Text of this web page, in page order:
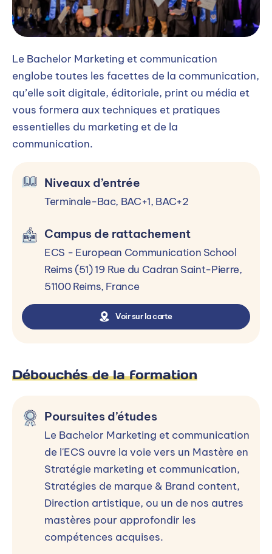
Le Bachelor Marketing et communication
englobe toutes les facettes de la communication,
qu’elle soit digitale, éditoriale, print ou média et
vous formera aux techniques et pratiques
essentielles du marketing et de la
communication.
Niveaux d’entrée
Terminale-Bac, BAC+1, BAC+2
Campus de rattachement
ECS - European Communication School
Reims (51) 19 Rue du Cadran Saint-Pierre,
51100 Reims, France
Voir sur la carte
Débouchés de la formation
Poursuites d’études
Le Bachelor Marketing et communication
de l'ECS ouvre la voie vers un Mastère en
Stratégie marketing et communication,
Stratégies de marque & Brand content,
Direction artistique, ou un de nos autres
mastères pour approfondir les
compétences acquises.
BAC+2
Pour vous inscrire en Bachelor
Communication à l'ECS Paris, les prérequis
sont : Pour une admission en Bachelor 3 :
un titre ou diplôme de niveau 5 (BTS). Les
candidats ne possédant pas ces prérequis
mais justifiant d'une expérience
professionnelle d'une durée minimale de
Les atouts pour réussir
Votre profil
Vous êtes curieux et créatif. Vous voulez
apprendre comment les choses fonctionnent et
comment les marques séduisent. Vous aimez
Vous aimez voir votre travail prendre forme
en agence ou en tant qu’indépendant… Notre
Bachelor Communication est fait pour vous !
Alternance
Le rythme de la formation est de
entreprise / 1 jour formation + 4 semaines